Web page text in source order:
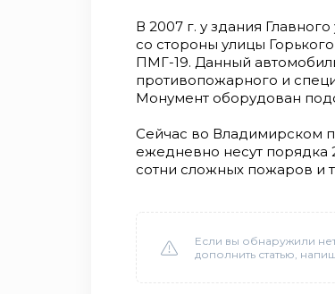
В 2007 г. у здания
со стороны улицы
ПМГ-19. Данный
противопожарного и
Монумент оборудован
Сейчас во Владимирском
ежедневно несут порядка
сотни сложных пожаров и
Если вы обнаружили
дополнить статью,